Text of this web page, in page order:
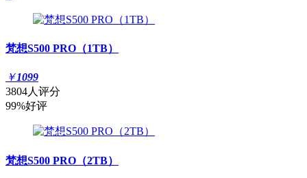
梵想S500 PRO（1TB）
￥1099
3804人评分
99%好评
梵想S500 PRO（2TB）